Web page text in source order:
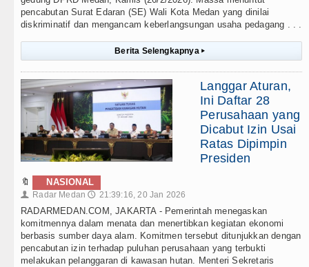
pencabutan Surat Edaran (SE) Wali Kota Medan yang dinilai
diskriminatif dan mengancam keberlangsungan usaha pedagang . . .
Berita Selengkapnya ▸
Langgar Aturan,
Ini Daftar 28
Perusahaan yang
Dicabut Izin Usai
Ratas Dipimpin
Presiden
🔖 NASIONAL
👤 Radar Medan 🕔 21:39:16, 20 Jan 2026
RADARMEDAN.COM, JAKARTA - Pemerintah menegaskan
komitmennya dalam menata dan menertibkan kegiatan ekonomi
berbasis sumber daya alam. Komitmen tersebut ditunjukkan dengan
pencabutan izin terhadap puluhan perusahaan yang terbukti
melakukan pelanggaran di kawasan hutan. Menteri Sekretaris